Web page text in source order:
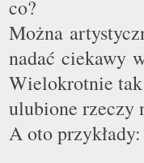
co?
Można
nadać ciekawy
Wielokrotnie tak
ulubione rzeczy
A oto przykłady: